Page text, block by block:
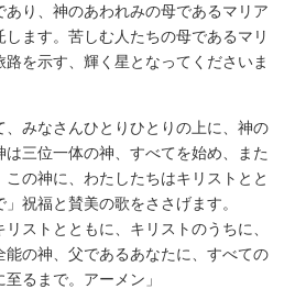
り、神のあわれみの母であるマリア
ます。苦しむ人たちの母であるマリ
を示す、輝く星となってくださいま
、みなさんひとりひとりの上に、神の
三位一体の神、すべてを始め、また
の神に、わたしたちはキリストとと
祝福と賛美の歌をささげます。
リストとともに、キリストのうちに、
能の神、父であるあなたに、すべての
るまで。アーメン」